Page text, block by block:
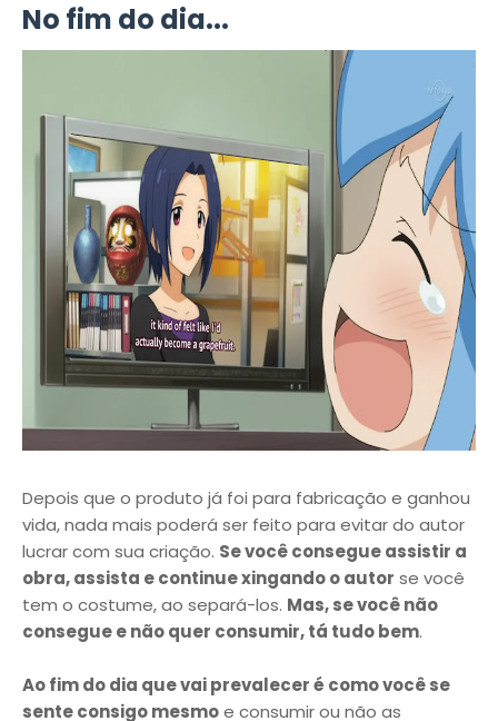
No fim do dia...
Depois que o produto já foi para fabricação e ganhou
vida, nada mais poderá ser feito para evitar do autor
lucrar com sua criação. Se você consegue assistir a
obra, assista e continue xingando o autor se você
tem o costume, ao separá-los. Mas, se você não
consegue e não quer consumir, tá tudo bem.
Ao fim do dia que vai prevalecer é como você se
sente consigo mesmoe consumir ou não as